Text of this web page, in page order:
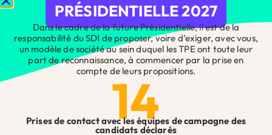
Alternative:
Suivez-nous sur les réseaux 👇
Ne passez pas à côté des infos essentielles pour les chefs
d’entreprise !
Droits, actualités, nouveautés : restez informé et prêt à agir
en nous suivant sur les réseaux sociaux.
PRÉSIDENTIELLE 2027
Dans le cadre de la future Présidentielle, il est de la
responsabilité du SDI de proposer, voire d’exiger, avec vous,
un modèle de société au sein duquel les TPE ont toute leur
part de reconnaissance, à commencer par la prise en
compte de leurs propositions.
14
Prises de contact avec les équipes de campagne des
candidats déclarés